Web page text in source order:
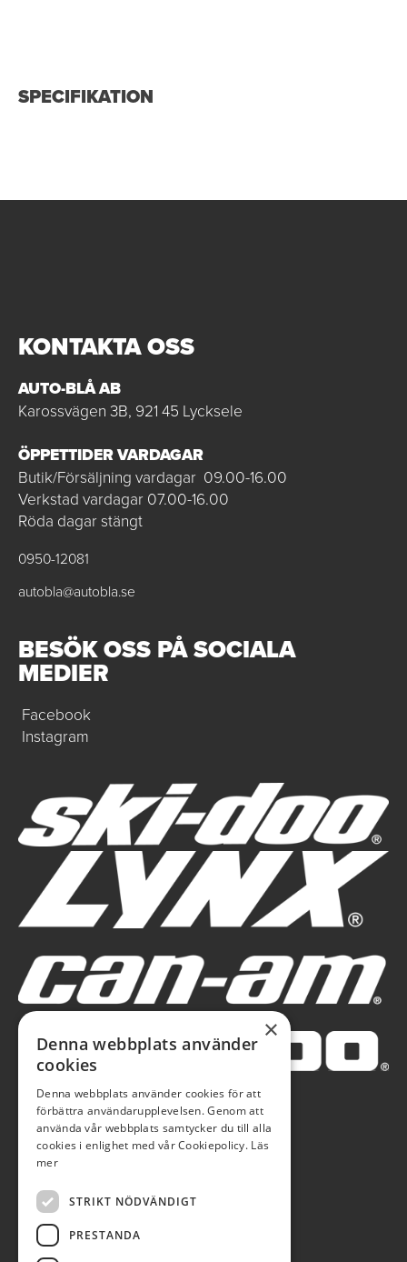
SPECIFIKATION
KONTAKTA OSS
AUTO-BLÅ AB
Karossvägen 3B, 921 45 Lycksele
ÖPPETTIDER VARDAGAR
Butik/Försäljning vardagar 09.00-16.00
Verkstad vardagar 07.00-16.00
Röda dagar stängt
0950-12081
autobla@autobla.se
BESÖK OSS PÅ SOCIALA
MEDIER
Facebook
Instagram
×
Denna webbplats använder
cookies
Denna webbplats använder cookies för att
förbättra användarupplevelsen. Genom att
använda vår webbplats samtycker du till alla
cookies i enlighet med vår Cookiepolicy. Läs
mer
STRIKT NÖDVÄNDIGT
PRESTANDA